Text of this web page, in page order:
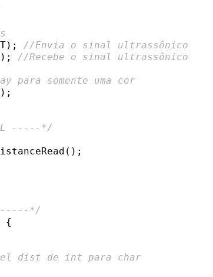
//Envia o sinal ultrassônico
//Recebe o sinal ultrassônico
para somente uma cor
);
-----*/
-----*/
{
dist de int para char